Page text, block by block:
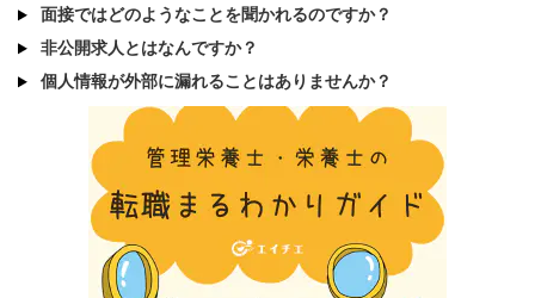
面接ではどのようなことを聞かれるのですか？
非公開求人とはなんですか？
個人情報が外部に漏れることはありませんか？